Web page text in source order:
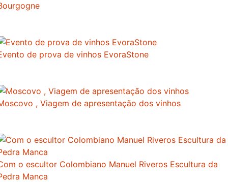
de prova de vinhos EvoraStone
, Viagem de apresentação dos vinhos
o escultor Colombiano Manuel Riveros Escultura da
Manca